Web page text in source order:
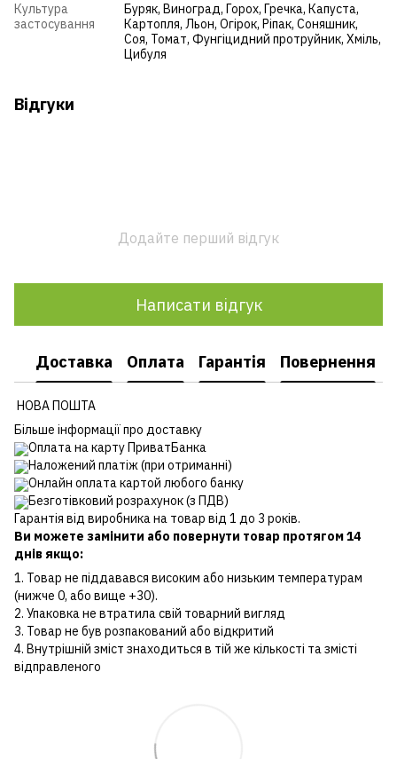
Культура
застосування
Буряк, Виноград, Горох, Гречка, Капуста,
Картопля, Льон, Огірок, Ріпак, Соняшник,
Соя, Томат, Фунгіцидний протруйник, Хміль,
Цибуля
Відгуки
Додайте перший відгук
Написати відгук
Доставка Оплата Гарантія Повернення
НОВА ПОШТА
Більше інформації про доставку
Оплата на карту ПриватБанка
Наложений платіж (при отриманні)
Онлайн оплата картой любого банку
Безготівковий розрахунок (з ПДВ)
Гарантія від виробника на товар від 1 до 3 років.
Ви можете замінити або повернути товар протягом 14
днів якщо:
1. Товар не піддавався високим або низьким температурам
(нижче 0, або вище +30).
2. Упаковка не втратила свій товарний вигляд
3. Товар не був розпакований або відкритий
4. Внутрішній зміст знаходиться в тій же кількості та змісті
відправленого